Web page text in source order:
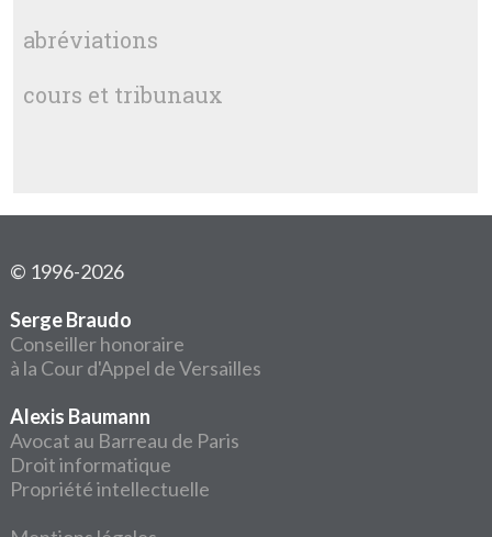
abréviations
cours et tribunaux
© 1996-2026
Serge Braudo
Conseiller honoraire
à la Cour d'Appel de Versailles
Alexis Baumann
Avocat au Barreau de Paris
Droit informatique
Propriété intellectuelle